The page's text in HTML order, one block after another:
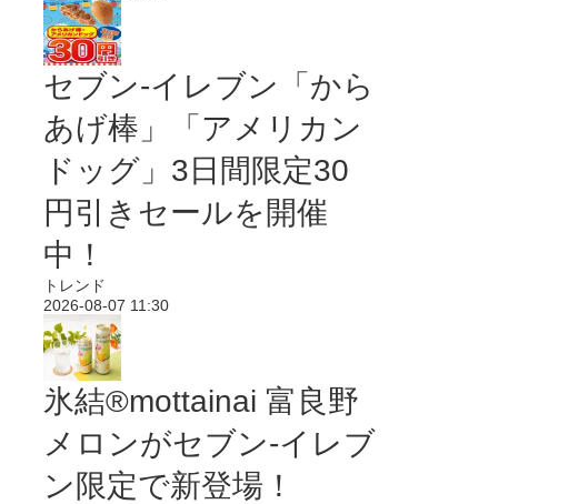
セブン‐イレブン「から
あげ棒」「アメリカン
ドッグ」3日間限定30
円引きセールを開催
中！
トレンド
2026-08-07 11:30
氷結®mottainai 富良野
メロンがセブン‐イレブ
ン限定で新登場！